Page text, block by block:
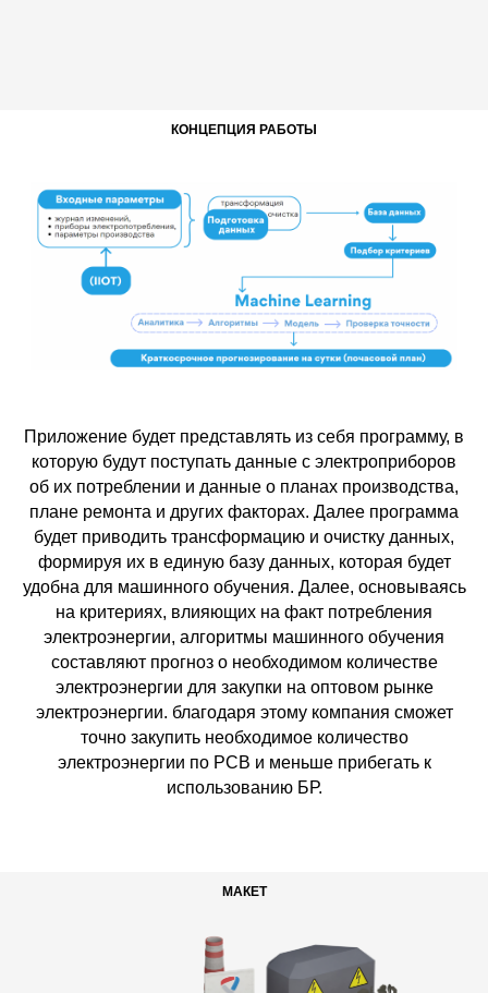
КОНЦЕПЦИЯ РАБОТЫ
Приложение будет представлять из себя программу, в
которую будут поступать данные с электроприборов
об их потреблении и данные о планах производства,
плане ремонта и других факторах. Далее программа
будет приводить трансформацию и очистку данных,
формируя их в единую базу данных, которая будет
удобна для машинного обучения. Далее, основываясь
на критериях, влияющих на факт потребления
электроэнергии, алгоритмы машинного обучения
составляют прогноз о необходимом количестве
электроэнергии для закупки на оптовом рынке
электроэнергии. благодаря этому компания сможет
точно закупить необходимое количество
электроэнергии по РСВ и меньше прибегать к
использованию БР.
МАКЕТ